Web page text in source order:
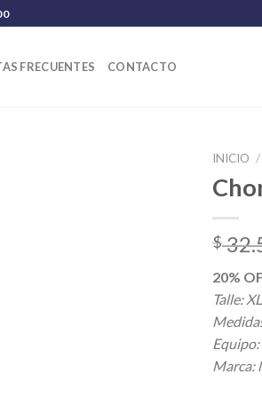
FRECUENTES CONTACTO
INICIO /
$
20%
Talle: XL
Marca: